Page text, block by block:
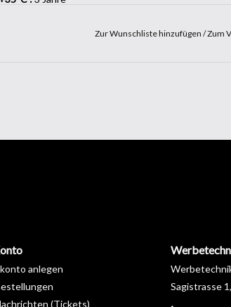
Zur Wunschliste hinzufügen /Zum
anlegen
(Tickets)
Sagistrasse